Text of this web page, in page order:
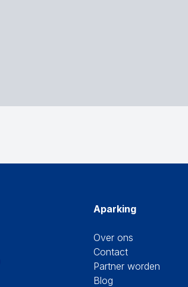
Aparking
Over ons
Contact
Partner worden
Blog